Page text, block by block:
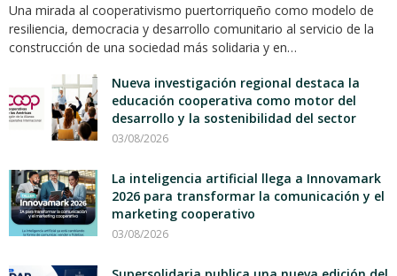
Una mirada al cooperativismo puertorriqueño como modelo de
resiliencia, democracia y desarrollo comunitario al servicio de la
construcción de una sociedad más solidaria y en…
Nueva investigación regional destaca la
educación cooperativa como motor del
desarrollo y la sostenibilidad del sector
03/08/2026
La inteligencia artificial llega a Innovamark
2026 para transformar la comunicación y el
marketing cooperativo
03/08/2026